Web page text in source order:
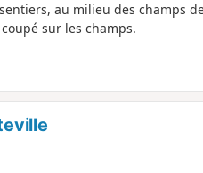
au milieu des champs
sur les champs.